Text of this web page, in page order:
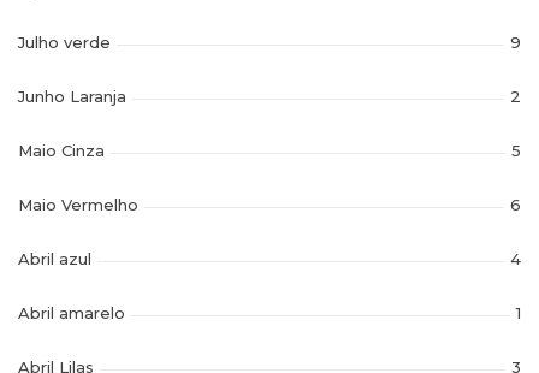
Julho verde 9
Junho Laranja 2
Maio Cinza 5
Maio Vermelho 6
Abril azul 4
Abril amarelo 1
Abril Lilas 3